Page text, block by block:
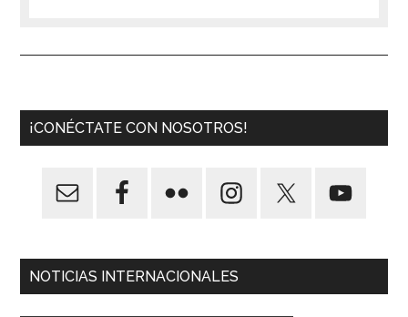
¡CONÉCTATE CON NOSOTROS!
NOTICIAS INTERNACIONALES